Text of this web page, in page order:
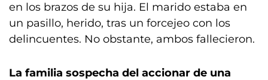
en los brazos de su hija. El marido estaba en
un pasillo, herido, tras un forcejeo con los
delincuentes. No obstante, ambos fallecieron.
La familia sospecha del accionar de una